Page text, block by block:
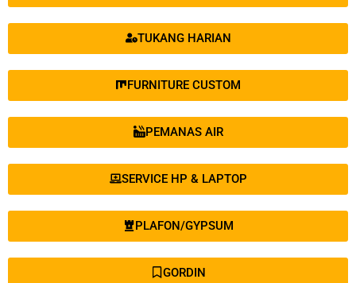
TUKANG HARIAN
FURNITURE CUSTOM
PEMANAS AIR
SERVICE HP & LAPTOP
PLAFON/GYPSUM
GORDIN